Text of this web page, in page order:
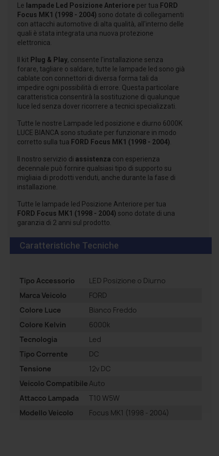
Le lampade Led Posizione Anteriore per tua FORD
Focus MK1 (1998 - 2004) sono dotate di collegamenti
con attacchi automotive di alta qualità, all'interno delle
quali è stata integrata una nuova protezione
elettronica.
Il kit Plug & Play, consente l'installazione senza
forare, tagliare o saldare, tutte le lampade led sono già
cablate con connettori di diversa forma tali da
impedire ogni possibilità di errore. Questa particolare
caratteristica consentirà la sostituzione di qualunque
luce led senza dover ricorrere a tecnici specializzati.
Tutte le nostre Lampade led posizione e diurno 6000K
LUCE BIANCA sono studiate per funzionare in modo
corretto sulla tua FORD Focus MK1 (1998 - 2004).
Il nostro servizio di assistenza con esperienza
decennale può fornire qualsiasi tipo di supporto su
migliaia di prodotti venduti, anche durante la fase di
installazione.
Tutte le lampade led Posizione Anteriore per tua
FORD Focus MK1 (1998 - 2004) sono dotate di una
garanzia di 2 anni sul prodotto.
Caratteristiche Tecniche
Tipo Accessorio
LED Posizione o Diurno
Marca Veicolo
FORD
Colore Luce
Bianco Freddo
Colore Kelvin
6000k
Tecnologia
Led
Tipo Corrente
DC
Tensione
12v DC
Veicolo Compatibile Auto
Attacco Lampada
T10 W5W
Modello Veicolo
Focus MK1 (1998 - 2004)